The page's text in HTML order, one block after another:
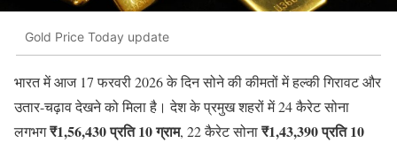
Gold Price Today update
भारत में आज 17 फरवरी 2026 के दिन सोने की कीमतों में हल्की गिरावट और
उतार-चढ़ाव देखने को मिला है। देश के प्रमुख शहरों में 24 कैरेट सोना
लगभग₹1,56,430 प्रति 10 ग्राम, 22 कैरेट सोना₹1,43,390 प्रति 10